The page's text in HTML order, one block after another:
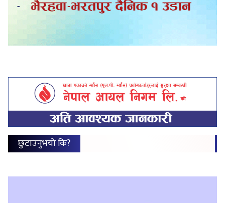
छुटाउनुभयो कि?